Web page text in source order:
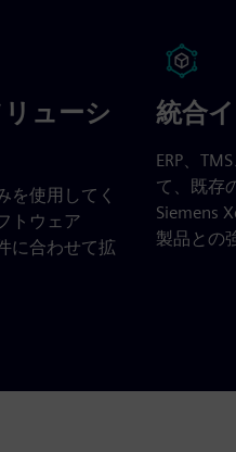
ューシ
を使用してく
トウェア
に合わせて拡
統合
ERP、
て、既存
Siemens
製品との